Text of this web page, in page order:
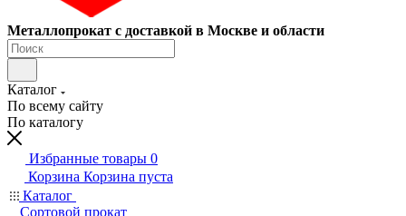
Металлопрокат с доставкой в Москве и области
Каталог
По всему сайту
По каталогу
Избранные товары 0
Корзина Корзина пуста
Каталог
Сортовой прокат